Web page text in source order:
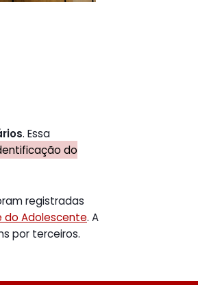
. Essa
do
registradas
do Adolescente. A
por terceiros.